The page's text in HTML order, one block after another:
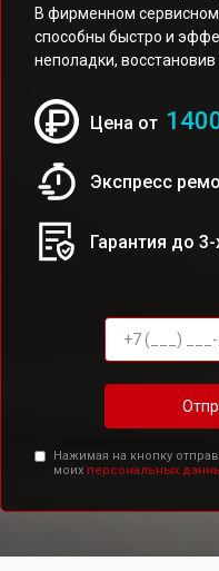
В фирменном
способны быстро и
неполадки, восстановив
Цена от
Экспресс
Гарантия до 3-
Нажимая на кнопку
моих персональных